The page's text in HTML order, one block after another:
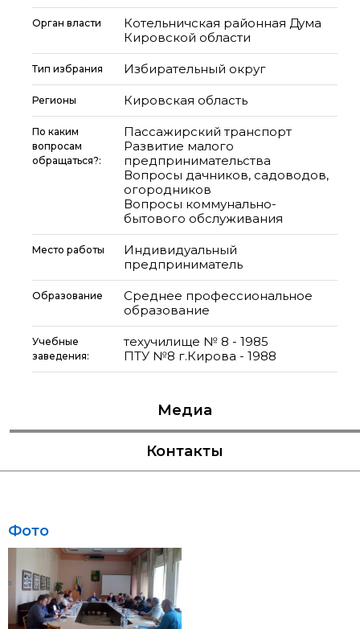
Орган власти
Котельничская районная Дума
Кировской области
Тип избрания Избирательный округ
Регионы Кировская область
По каким
вопросам
обращаться?:
Пассажирский транспорт
Развитие малого
предпринимательства
Вопросы дачников, садоводов,
огородников
Вопросы коммунально-
бытового обслуживания
Место работы
Индивидуальный
предприниматель
Образование
Среднее профессиональное
образование
Учебные
заведения:
техучилище № 8 - 1985
ПТУ №8 г.Кирова - 1988
Медиа
Контакты
Фото